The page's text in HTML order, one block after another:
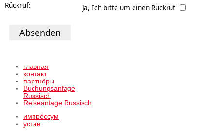
Rückruf: Ja, Ich bitte um einen Rückruf
Absenden
главная
контакт
партнёры
Buchungsanfage
Russisch
Reiseanfage Russisch
импре́ссум
устав